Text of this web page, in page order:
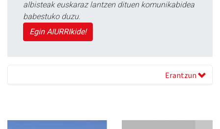
albisteak euskaraz lantzen dituen komunikabidea
babestuko duzu.
Egin AIURRIkide!
Erantzun